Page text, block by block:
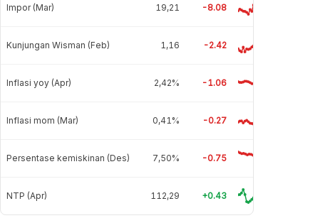
Impor (Mar) 19,21 -8.08
Kunjungan Wisman (Feb) 1,16 -2.42
Inflasi yoy (Apr) 2,42% -1.06
Inflasi mom (Mar) 0,41% -0.27
Persentase kemiskinan (Des) 7,50% -0.75
NTP (Apr) 112,29 +0.43